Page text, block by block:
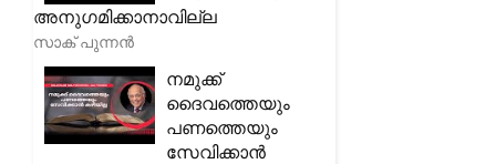
അനുഗമിക്കാനാവില്ല
സാക് പുന്നൻ
നമുക്ക്
ദൈവത്തെയും
പണത്തെയും
സേവിക്കാൻ